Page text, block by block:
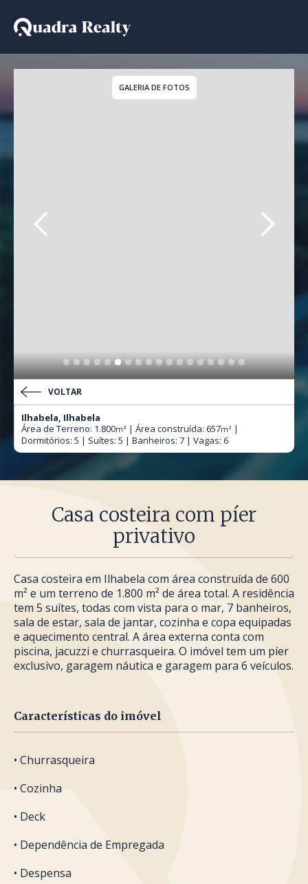
Casa a venda em
GALERIA DE FOTOS
VOLTAR
Ilhabela, Ilhabela
Área de Terreno: 1.800m² | Área construída: 657m² |
Dormitórios: 5 | Suítes: 5 | Banheiros: 7 | Vagas: 6
Casa costeira com píer
privativo
Casa costeira em Ilhabela com área construída de 600
m² e um terreno de 1.800 m² de área total. A residência
tem 5 suítes, todas com vista para o mar, 7 banheiros,
sala de estar, sala de jantar, cozinha e copa equipadas
e aquecimento central. A área externa conta com
piscina, jacuzzi e churrasqueira. O imóvel tem um píer
exclusivo, garagem náutica e garagem para 6 veículos.
Características do imóvel
• Churrasqueira
• Cozinha
• Deck
• Dependência de Empregada
• Despensa